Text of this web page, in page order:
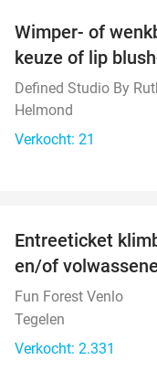
Wimper- of
keuze of lip
Defined Studio By
Helmond
Verkocht: 21
Entreeticket
en/of
Fun Forest Venlo
Tegelen
Verkocht: 2.331